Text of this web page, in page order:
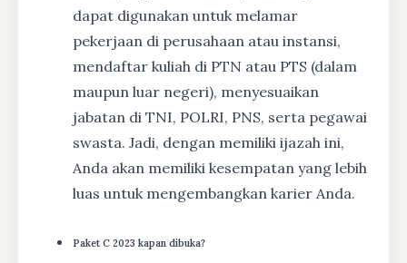
dapat digunakan untuk melamar
pekerjaan di perusahaan atau instansi,
mendaftar kuliah di PTN atau PTS (dalam
maupun luar negeri), menyesuaikan
jabatan di TNI, POLRI, PNS, serta pegawai
swasta. Jadi, dengan memiliki ijazah ini,
Anda akan memiliki kesempatan yang lebih
luas untuk mengembangkan karier Anda.
Paket C 2023 kapan dibuka?